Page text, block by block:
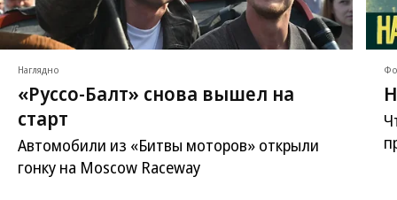
Наглядно
«Руссо-Балт» снова вышел на
старт
Автомобили из «Битвы моторов» открыли
гонку на Moscow Raceway